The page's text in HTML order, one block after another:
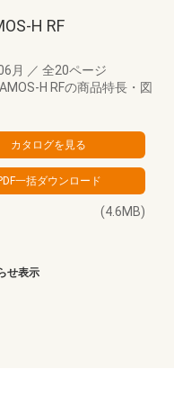
H RF
月 ／ 全20ページ
H RFの商品特長・図
(4.6MB)
せ表示